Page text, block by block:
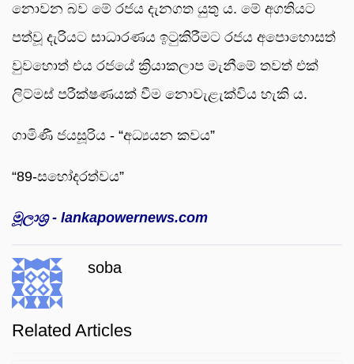
නොවන බව මේ රජය දැනගත යුතු ය. මේ අගතියට
පත්වූ දැරියට සාධාරණය ඉටුකිරීමට රජය අපොහොසත්
වුවහොත් එය රජයේ ක්‍රියාකලාප මැනීමේ තවත් එක්
ලිට්මස් පරීක්ෂණයක් වීම නොවැළැක්විය හැකි ය.
ගාමිණී ජයසූරිය - “අධ්‍යයන කවය”
“89-සහෝදරත්වය”
මූලාශ්‍ර - lankapowernews.com
soba
Related Articles